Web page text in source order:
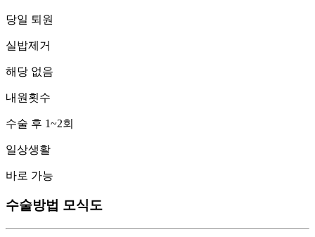
당일 퇴원
실밥제거
해당 없음
내원횟수
수술 후 1~2회
일상생활
바로 가능
수술방법 모식도